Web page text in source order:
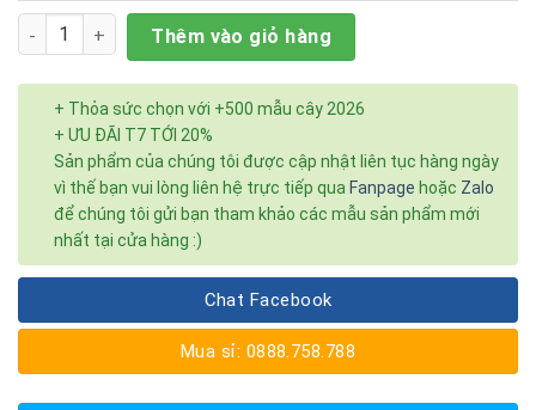
Số lượng Thêm vào giỏ hàng
+ Thỏa sức chọn với +500 mẫu cây 2026
+ ƯU ĐÃI T7 TỚI 20%
Sản phẩm của chúng tôi được cập nhật liên tục hàng ngày
vì thế bạn vui lòng liên hệ trực tiếp qua Fanpage hoặc Zalo
để chúng tôi gửi bạn tham khảo các mẫu sản phẩm mới
nhất tại cửa hàng :)
Chat Facebook
Mua sỉ: 0888.758.788